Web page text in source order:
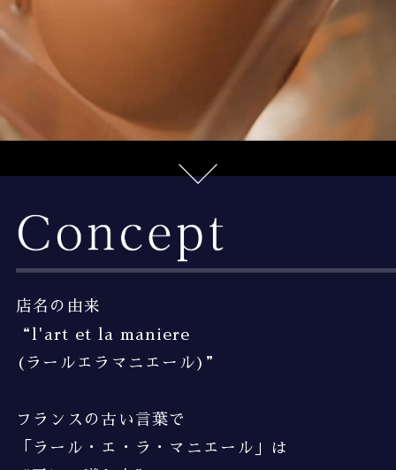
店名の由来
“l'art et la maniere
(ラールエラマニエール)”
フランスの古い言葉で
「ラール・エ・ラ・マニエール」は